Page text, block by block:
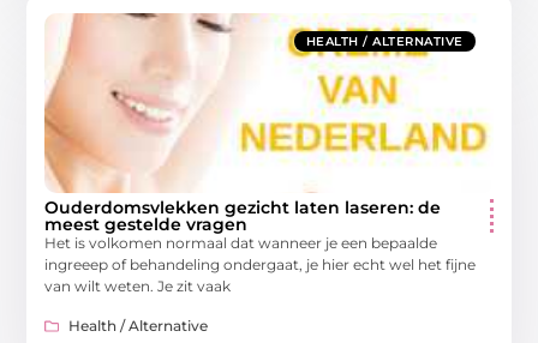
HEALTH / ALTERNATIVE
Ouderdomsvlekken gezicht laten laseren: de
meest gestelde vragen
Het is volkomen normaal dat wanneer je een bepaalde
ingreeep of behandeling ondergaat, je hier echt wel het fijne
van wilt weten. Je zit vaak
Health / Alternative